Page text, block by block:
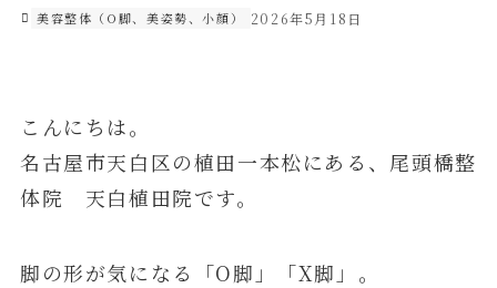
美容整体（O脚、美姿勢、小顔） 2026年5月18日
こんにちは。
名古屋市天白区の植田一本松にある、尾頭橋整
体院 天白植田院です。
脚の形が気になる「O脚」「X脚」。